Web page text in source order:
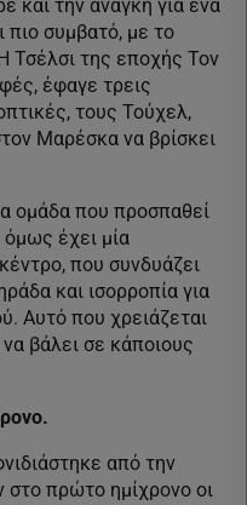
και την ανάγκη για ένα
πιο συμβατό, με το
Τσέλσι της εποχής Τον
έφαγε τρεις
τους Τούχελ,
Μαρέσκα να βρίσκει
ομάδα που προσπαθεί
έχει μία
που συνδυάζει
και ισορροπία για
Αυτό που χρειάζεται
να βάλει σε κάποιους
από την
στο πρώτο ημίχρονο οι